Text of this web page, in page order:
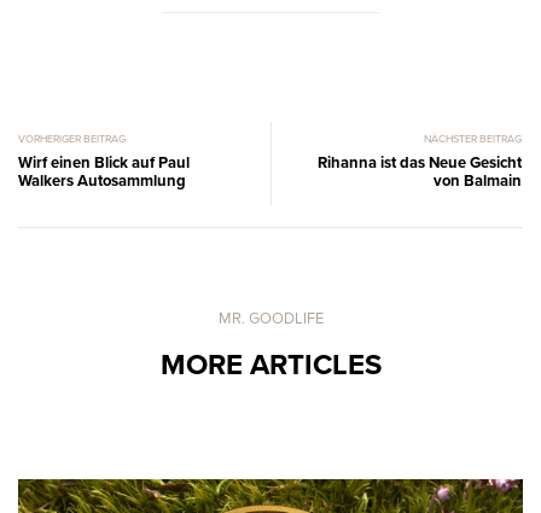
VORHERIGER BEITRAG
Wirf einen Blick auf Paul
Walkers Autosammlung
NÄCHSTER BEITRAG
Rihanna ist das Neue Gesicht
von Balmain
MR. GOODLIFE
MORE ARTICLES